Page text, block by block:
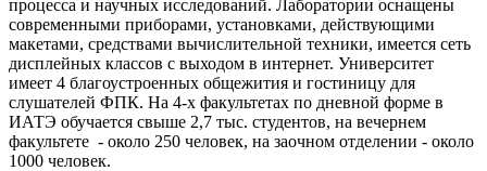
процесса и научных исследований. Лаборатории оснащены
современными приборами, установками, действующими
макетами, средствами вычислительной техники, имеется сеть
дисплейных классов с выходом в интернет. Университет
имеет 4 благоустроенных общежития и гостиницу для
слушателей ФПК. На 4-х факультетах по дневной форме в
ИАТЭ обучается свыше 2,7 тыс. студентов, на вечернем
факультете - около 250 человек, на заочном отделении - около
1000 человек.